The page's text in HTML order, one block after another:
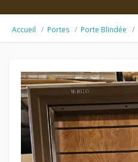
Accueil Portes Porte Blindée